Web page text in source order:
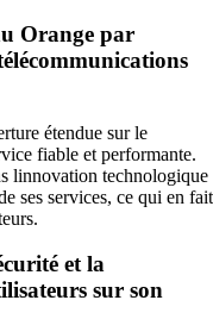
Orange par
étendue sur le
fiable et performante.
linnovation technologique
ses services, ce qui en fait
et la
sur son